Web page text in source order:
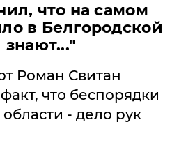
что на самом
в Белгородской
Роман Свитан
что беспорядки
- дело рук